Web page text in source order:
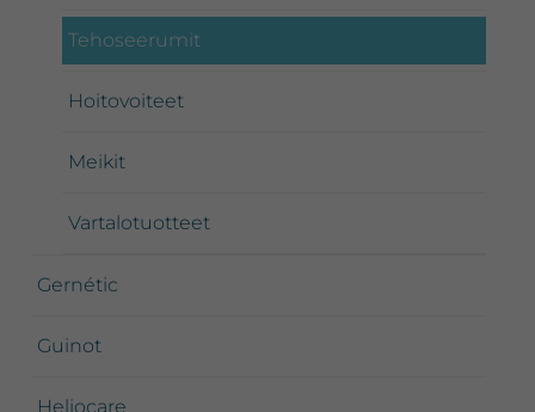
Tehoseerumit
Hoitovoiteet
Meikit
Vartalotuotteet
Gernétic
Guinot
Heliocare